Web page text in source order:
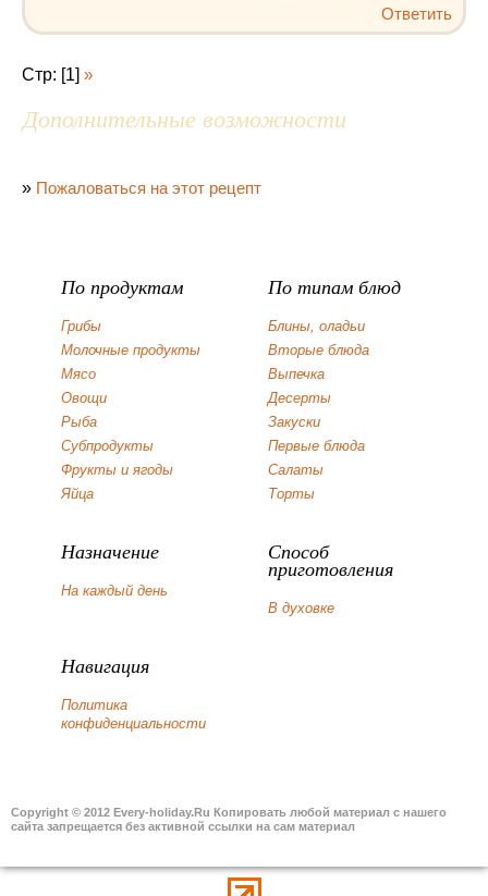
Ответить
Стр: [1] »
Дополнительные возможности
» Пожаловаться на этот рецепт
По продуктам
Грибы
Молочные продукты
Мясо
Овощи
Рыба
Субпродукты
Фрукты и ягоды
Яйца
По типам блюд
Блины, оладьи
Вторые блюда
Выпечка
Десерты
Закуски
Первые блюда
Салаты
Торты
Назначение
На каждый день
Способ
приготовления
В духовке
Навигация
Политика
конфиденциальности
Copyright © 2012 Every-holiday.Ru Копировать любой материал с нашего
сайта запрещается без активной ссылки на сам материал